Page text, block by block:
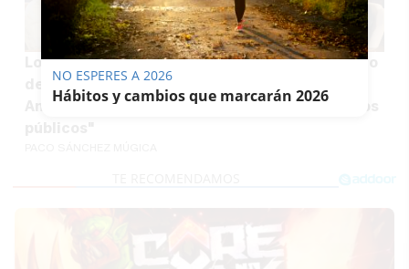
Los 314 altos cargos nombrados por el Gobierno
de PP y Vox encienden a la oposición en
Andalucía: "Es a cambio de plazas de empleados
NO ESPERES A 2026
Hábitos y cambios que marcarán 2026